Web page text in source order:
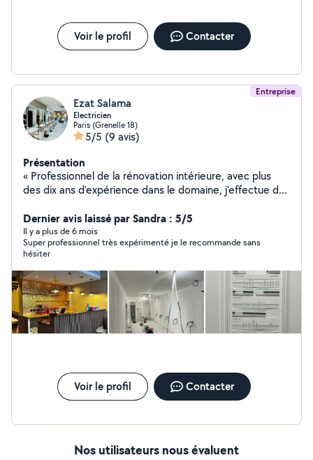
Missions de conseil, d'assistance technique et de suivi
de projet Zone d'intervention Paris, Île-de-France et
régions voisines (sur demande). Engagements et
expérimentés Qualification QUALIFELEC Assurance
Voir le profil Contacter
Entreprise
Ezat Salama
Electricien
Paris (Grenelle 18)
5/5 (9 avis)
Présentation
« Professionnel de la rénovation intérieure, avec plus
des dix ans d'expérience dans le domaine, j'effectue des
pose de portes et fenêtres, revêtements sols et murs,
installations électriques et sanitaires,
création/rénovation salle de bains, cuisines, etc. Si vous
avez besoin de mes services, contactez-moi
directement par téléphone pour toute question, je suis
joignable au zéro 6 63657176
Dernier avis laissé par Sandra : 5/5
Il y a plus de 6 mois
Super professionnel très expérimenté je le recommande sans
hésiter
Voir le profil Contacter
Nos utilisateurs nous évaluent